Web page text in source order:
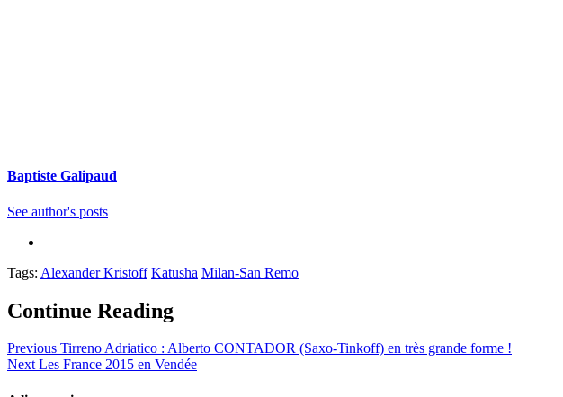
Baptiste Galipaud
See author's posts
Tags: Alexander Kristoff Katusha Milan-San Remo
Continue Reading
Previous Tirreno Adriatico : Alberto CONTADOR (Saxo-Tinkoff) en très grande forme !
NextLes France 2015 en Vendée